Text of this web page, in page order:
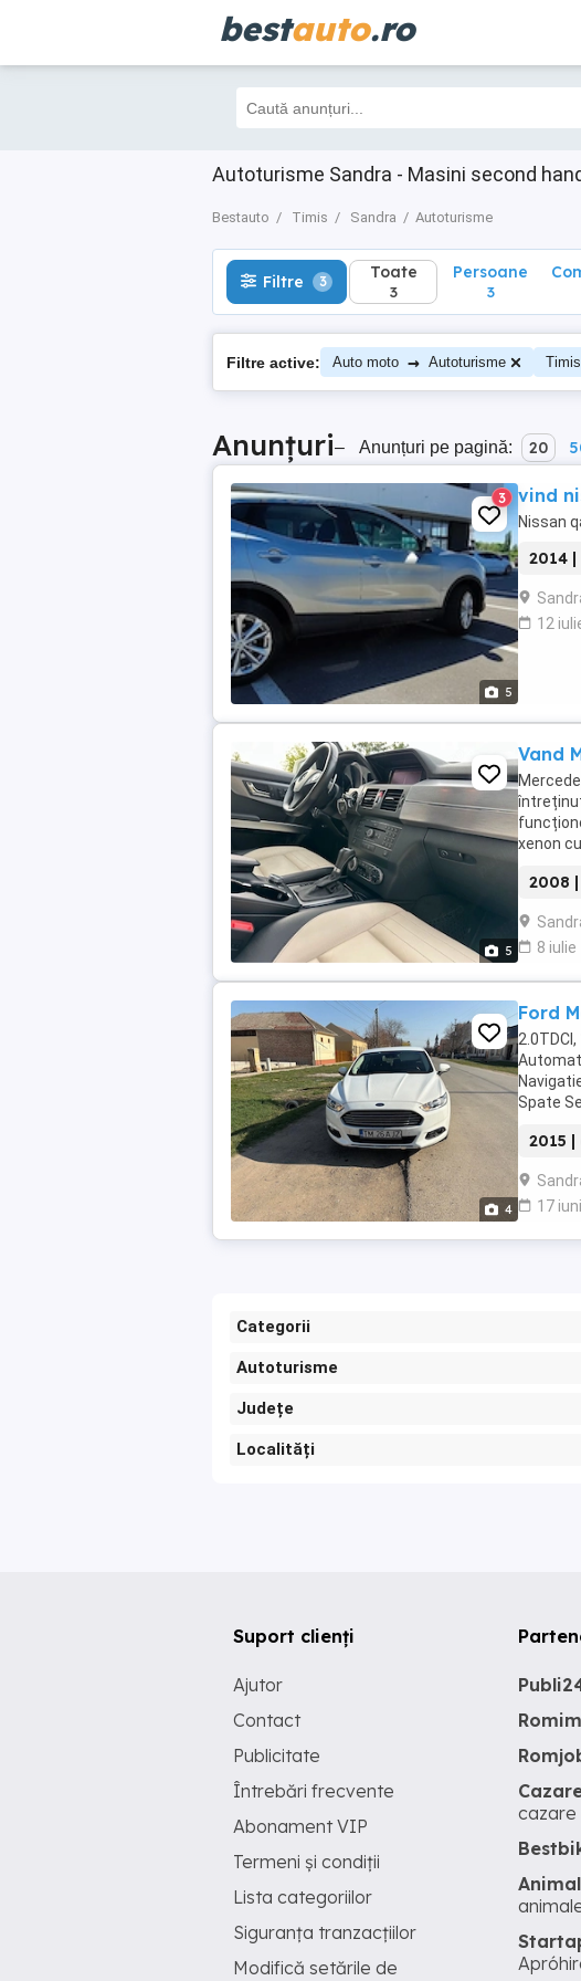
bestauto.ro
Autoturisme Sandra - Masini second
Bestauto Timis Sandra Autoturisme
Filtre 3 Toate
3
Filtre 3 Toate
3
Persoane
3
Filtre active: Auto moto → Autoturisme Timis
Anunțuri– Anunțuri pe pagină: 20
5
3 vind
Nissan
2014
12
5
Vand
xenon
2008
8 iulie
4
Ford
Spate
2015
17
Categorii
Autoturisme
Județe
Localități
Suport clienți
Ajutor
Contact
Publicitate
Întrebări frecvente
Abonament VIP
Termeni și condiții
Lista categoriilor
Siguranța tranzacțiilor
Modifică setările de
cazare